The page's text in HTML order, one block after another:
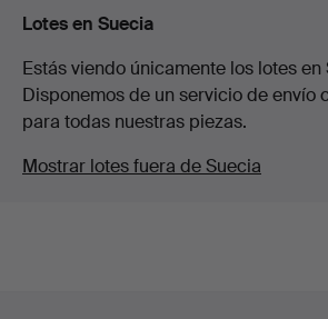
Lotes en Suecia
Estás viendo únicamente los lotes en
Disponemos de un servicio de envío
para todas nuestras piezas.
Mostrar lotes fuera de Suecia